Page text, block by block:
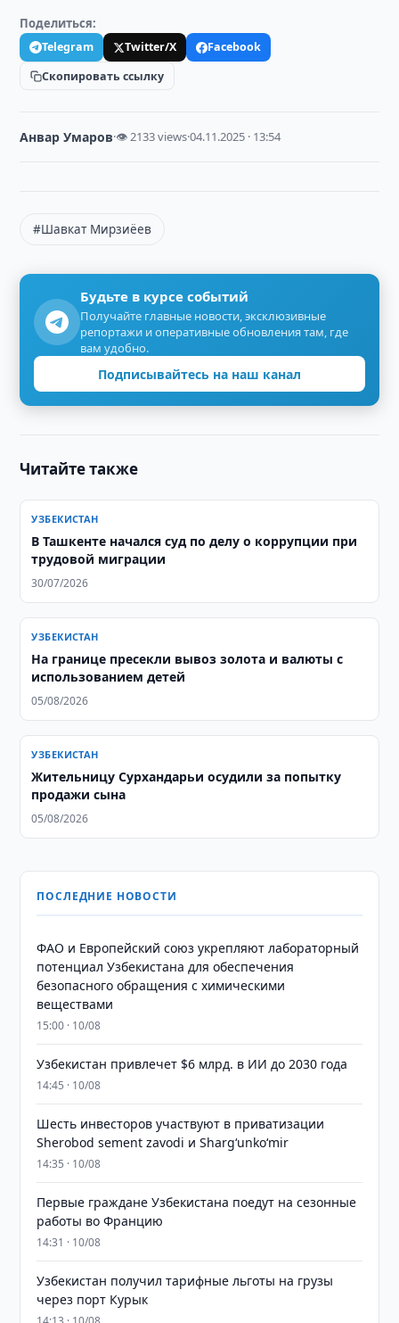
Поделиться:
Telegram Twitter/X
Facebook
Скопировать ссылку
Анвар Умаров·👁 2133 views·04.11.2025 · 13:54
#Шавкат Мирзиёев
Будьте в курсе событий
Получайте главные новости, эксклюзивные
репортажи и оперативные обновления там, где
вам удобно.
Подписывайтесь на наш канал
Читайте также
УЗБЕКИСТАН
В Ташкенте начался суд по делу о коррупции при
трудовой миграции
30/07/2026
УЗБЕКИСТАН
На границе пресекли вывоз золота и валюты с
использованием детей
05/08/2026
УЗБЕКИСТАН
Жительницу Сурхандарьи осудили за попытку
продажи сына
05/08/2026
ПОСЛЕДНИЕ НОВОСТИ
ФАО и Европейский союз укрепляют лабораторный
потенциал Узбекистана для обеспечения
безопасного обращения с химическими
веществами
15:00 · 10/08
Узбекистан привлечет $6 млрд. в ИИ до 2030 года
14:45 · 10/08
Шесть инвесторов участвуют в приватизации
Sherobod sement zavodi и Shargʻunkoʻmir
14:35 · 10/08
Первые граждане Узбекистана поедут на сезонные
работы во Францию
14:31 · 10/08
Узбекистан получил тарифные льготы на грузы
через порт Курык